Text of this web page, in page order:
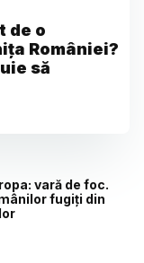
de o
României?
să
vară de foc.
fugiți din